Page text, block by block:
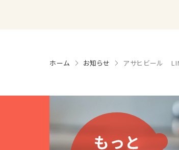
ホーム お知らせ アサヒビール